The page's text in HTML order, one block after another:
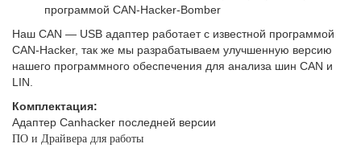
программой CAN-Hacker-Bomber
Наш CAN — USB адаптер работает с известной программой
CAN-Hacker, так же мы разрабатываем улучшенную версию
нашего программного обеспечения для анализа шин CAN и
LIN.
Комплектация:
Адаптер Canhacker последней версии
ПО и Драйвера для работы